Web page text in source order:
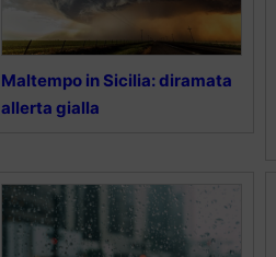
Maltempo in Sicilia: diramata
allerta gialla